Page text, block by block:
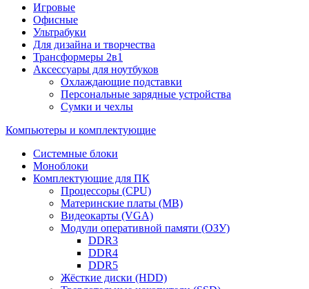
Игровые
Офисные
Ультрабуки
Для дизайна и творчества
Трансформеры 2в1
Аксессуары для ноутбуков
Охлаждающие подставки
Персональные зарядные устройства
Сумки и чехлы
Компьютеры и комплектующие
Системные блоки
Моноблоки
Комплектующие для ПК
Процессоры (CPU)
Материнские платы (MB)
Видеокарты (VGA)
Модули оперативной памяти (ОЗУ)
DDR3
DDR4
DDR5
Жёсткие диски (HDD)